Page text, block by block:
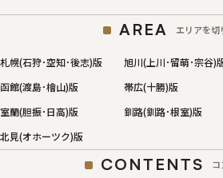
AREA エリアを切
札幌(石狩･空知･後志)版
旭川(上川･留萌･宗谷)
函館(渡島･檜山)版
帯広(十勝)版
室蘭(胆振･日高)版
釧路(釧路･根室)版
北見(オホーツク)版
CONTENTS